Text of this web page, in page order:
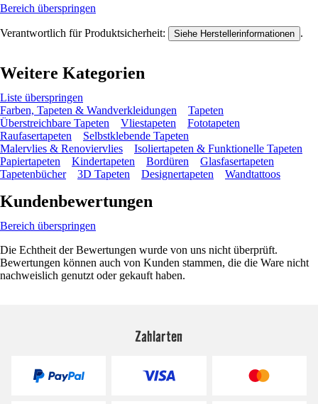
Bereich überspringen
Verantwortlich für Produktsicherheit: Siehe Herstellerinformationen .
Weitere Kategorien
Liste überspringen
Farben, Tapeten & Wandverkleidungen
Tapeten
Überstreichbare Tapeten
Vliestapeten
Fototapeten
Raufasertapeten
Selbstklebende Tapeten
Malervlies & Renoviervlies
Isoliertapeten & Funktionelle Tapeten
Papiertapeten
Kindertapeten Bordüren
Glasfasertapeten
Tapetenbücher
3D Tapeten Designertapeten Wandtattoos
Kundenbewertungen
Bereich überspringen
Die Echtheit der Bewertungen wurde von uns nicht überprüft.
Bewertungen können auch von Kunden stammen, die die Ware nicht
nachweislich genutzt oder gekauft haben.
Zahlarten